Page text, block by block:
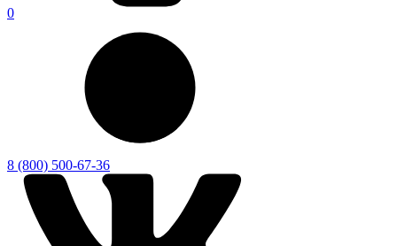
0
8 (800) 500-67-36